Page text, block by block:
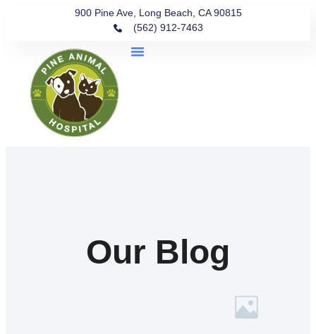
900 Pine Ave, Long Beach, CA 90815
(562) 912-7463
Our Blog